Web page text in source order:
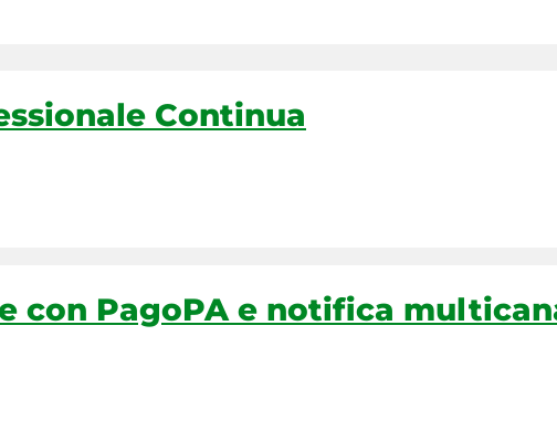
Continua
con PagoPA e notifica